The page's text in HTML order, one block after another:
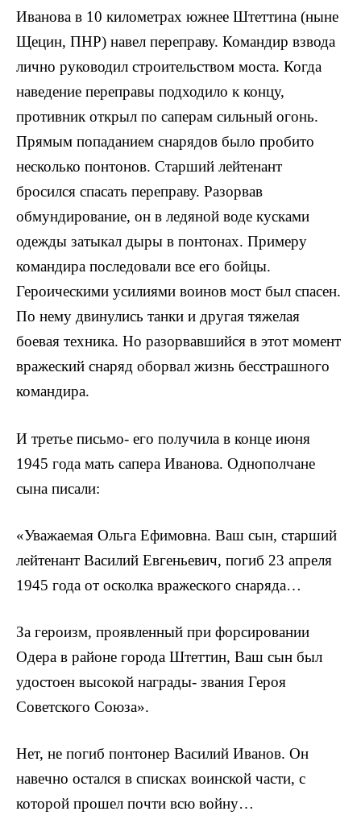
Ива­нова в 10 километрах южнее Штеттина (ныне
Щецин, ПНР) навел переправу. Командир взвода
лично руко­водил строительством моста. Когда
наведение переправы подходило к концу,
противник открыл по саперам силь­ный огонь.
Прямым попаданием снарядов было пробито
несколько понтонов. Старший лейтенант
бросился спа­сать переправу. Разорвав
обмундирование, он в ледяной воде кусками
одежды затыкал дыры в понтонах. Примеру
командира последовали все его бойцы.
Героическими усилиями воинов мост был спасен.
По нему двинулись танки и другая тяжелая
боевая техника. Но разор­вавшийся в этот момент
вражеский снаряд оборвал жизнь бесстрашного
командира.
И третье письмо- его получила в конце июня
1945 года мать сапера Иванова. Однополчане
сына писали:
«Уважаемая Ольга Ефимовна. Ваш сын, старший
лейтенант Василий Евгеньевич, погиб 23 апреля
1945 года от осколка вражеского снаряда…
За героизм, проявленный при форсировании
Одера в районе города Штеттин, Ваш сын был
удостоен высо­кой награды- звания Героя
Советского Союза».
Нет, не погиб понтонер Василий Иванов. Он
навечно остался в списках воинской части, с
которой прошел почти всю войну…